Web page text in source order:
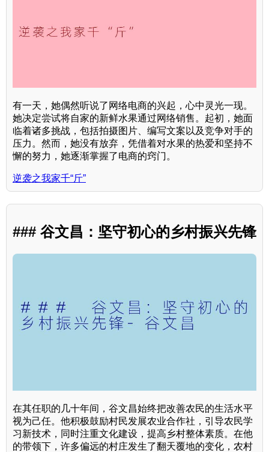
有一天，她偶然听说了网络电商的兴起，心中灵光一现。
她决定尝试将自家的新鲜水果通过网络销售。起初，她面
临着诸多挑战，包括拍摄图片、编写文案以及竞争对手的
压力。然而，她没有放弃，凭借着对水果的热爱和坚持不
懈的努力，她逐渐掌握了电商的窍门。
逆袭之我家千“斤”
### 谷文昌：坚守初心的乡村振兴先锋
在其任职的几十年间，谷文昌始终把改善农民的生活水平
视为己任。他积极鼓励村民发展农业合作社，引导农民学
习新技术，同时注重文化建设，提高乡村整体素质。在他
的带领下，许多偏远的村庄发生了翻天覆地的变化，农村